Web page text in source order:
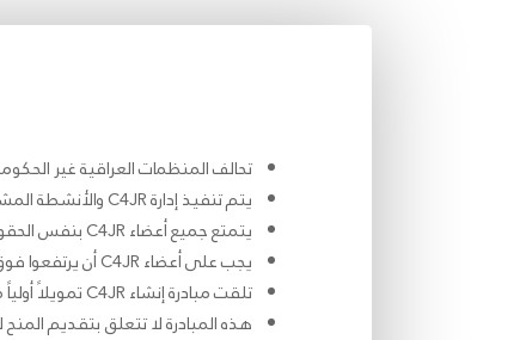
تحالف المنظمات العراقية غير
يتم تنفيذ إدارة C4JR والأنشطة المشتركة بما يتماشى مع وثائق C4JR الأساسية الثلاث.
يتمتع جميع أعضاء C4JR بنفس الحقوق والواجبات، وكذلك فرص متساوية لتشكيل عمل الائتلاف.
يجب على أعضاء C4JR أن يرتفعوا فوق الأنقسام العرقي والديني، لتحقيق الهدف المشترك لـ C4JR
تلقت مبادرة إنشاء C4JR تمويلاً أولياً من الوكالة الألمانية للتعاون الدولي (
هذه المبادرة لا تتعلق بتقديم